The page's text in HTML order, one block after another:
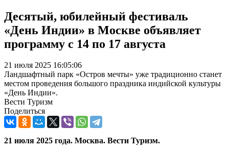
Десятый, юбилейный фестиваль
«День Индии» в Москве объявляет
программу с 14 по 17 августа
21 июля 2025 16:05:06
Ландшафтный парк «Остров мечты» уже традиционно станет
местом проведения большого праздника индийской культуры
«День Индии».
Вести Туризм
Поделиться
21 июля 2025 года. Москва. Вести Туризм.